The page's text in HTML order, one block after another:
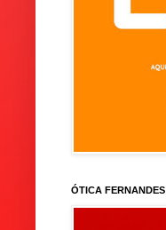
ÓTICA FERNANDES